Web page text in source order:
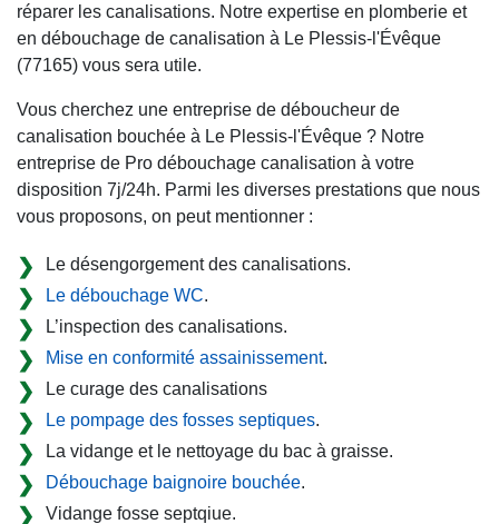
réparer les canalisations. Notre expertise en plomberie et
en débouchage de canalisation à Le Plessis-l'Évêque
(77165) vous sera utile.
Vous cherchez une entreprise de déboucheur de
canalisation bouchée à Le Plessis-l'Évêque ? Notre
entreprise de Pro débouchage canalisation à votre
disposition 7j/24h. Parmi les diverses prestations que nous
vous proposons, on peut mentionner :
Le désengorgement des canalisations.
Le débouchage WC.
L’inspection des canalisations.
Mise en conformité assainissement.
Le curage des canalisations
Le pompage des fosses septiques.
La vidange et le nettoyage du bac à graisse.
Débouchage baignoire bouchée.
Vidange fosse septqiue.